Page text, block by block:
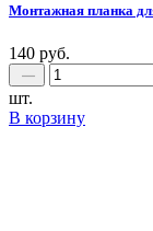
Монтажная планка
140 руб.
шт.
В корзину